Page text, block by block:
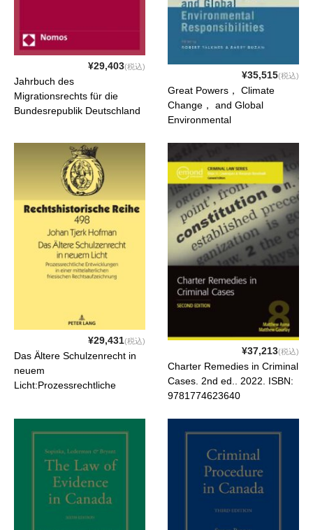
¥29,403(税込)
Jahrbuch des
Migrationsrechts für die
Bundesrepublik Deutschland
9783848773947
¥35,515(税込)
Great Powers， Climate
Change， and Global
Environmental
¥29,431(税込)
Das Ältere Schulzenrecht in
neuem
Licht:Prozessrechtliche
Rechtsaufzeichnung. . 2022.
¥37,213(税込)
Charter Remedies in Criminal
Cases. 2nd ed.. 2022. ISBN:
9781774623640